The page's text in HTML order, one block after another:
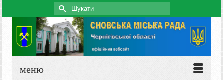
Search
for:
меню